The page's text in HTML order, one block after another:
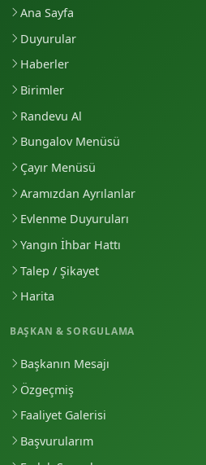
Ana Sayfa
Duyurular
Haberler
Birimler
Randevu Al
Bungalov Menüsü
Çayır Menüsü
Aramızdan Ayrılanlar
Evlenme Duyuruları
Yangın İhbar Hattı
Talep / Şikayet
Harita
BAŞKAN & SORGULAMA
Başkanın Mesajı
Özgeçmiş
Faaliyet Galerisi
Başvurularım